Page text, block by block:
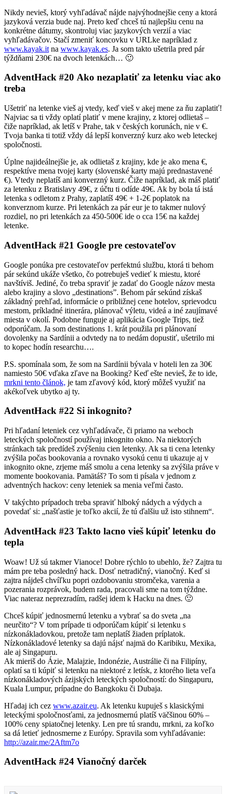
Nikdy nevieš, ktorý vyhľadávač nájde najvýhodnejšie ceny a ktorá
jazyková verzia bude naj. Preto keď chceš tú najlepšiu cenu na
konkrétne dátumy, skontroluj viac jazykových verzií a viac
vyhľadávačov. Stačí zmeniť koncovku v URLke napríklad z
www.kayak.it na www.kayak.es. Ja som takto ušetrila pred pár
týždňami 230€ na dvoch letenkách… 🙂
AdventHack #20 Ako nezaplatiť za letenku viac ako
treba
Ušetriť na letenke vieš aj vtedy, keď vieš v akej mene za ňu zaplatiť!
Najviac sa ti vždy oplatí platiť v mene krajiny, z ktorej odlietaš –
čiže napríklad, ak letíš v Prahe, tak v českých korunách, nie v €.
Tvoja banka ti totiž vždy dá lepší konverzný kurz ako web leteckej
spoločnosti.
Úplne najideálnejšie je, ak odlietaš z krajiny, kde je ako mena €,
respektíve mena tvojej karty (slovenské karty majú prednastavené
€). Vtedy neplatíš ani konverzný kurz. Čiže napríklad, ak máš platiť
za letenku z Bratislavy 49€, z účtu ti odíde 49€. Ak by bola tá istá
letenka s odletom z Prahy, zaplatíš 49€ + 1-2€ poplatok na
konverznom kurze. Pri letenkách za pár eur je to takmer nulový
rozdiel, no pri letenkách za 450-500€ ide o cca 15€ na každej
letenke.
AdventHack #21 Google pre cestovateľov
Google ponúka pre cestovateľov perfektnú službu, ktorá ti behom
pár sekúnd ukáže všetko, čo potrebuješ vedieť k miestu, ktoré
navštíviš. Jediné, čo treba spraviť je zadať do Google názov mesta
alebo krajiny a slovo „destinations”. Behom pár sekúnd získaš
základný prehľad, informácie o približnej cene hotelov, sprievodcu
mestom, príkladné itinerára, plánovač výletu, videá a iné zaujímavé
miesta v okolí. Podobne funguje aj aplikácia Google Trips, tiež
odporúčam. Ja som destinations 1. krát použila pri plánovaní
dovolenky na Sardínii a odvtedy na to nedám dopustiť, ušetrilo mi
to kopec hodín researchu….
P.S. spomínala som, že som na Sardínii bývala v hoteli len za 30€
namiesto 50€ vďaka zľave na Booking? Keď ešte nevieš, že to ide,
mrkni tento článok, je tam zľavový kód, ktorý môžeš využiť na
akékoľvek ubytko aj ty.
AdventHack #22 Si inkognito?
Pri hľadaní leteniek cez vyhľadávače, či priamo na weboch
leteckých spoločností používaj inkognito okno. Na niektorých
stránkach tak predídeš zvýšeniu cien letenky. Ak sa ti cena letenky
zvýšila počas bookovania a rovnako vysokú cenu ti ukazuje aj v
inkognito okne, zrjeme máš smolu a cena letenky sa zvýšila práve v
momente bookovania. Pamätáš? To som ti písala v jednom z
adventných hackov: ceny leteniek sa menia veľmi často.
V takýchto prípadoch treba spraviť hlboký nádych a výdych a
povedať si: „našťastie je toľko akcií, že tú ďalšiu už isto stihnem“.
AdventHack #23 Takto lacno vieš kúpiť letenku do
tepla
Woaw! Už sú takmer Vianoce! Dobre rýchlo to ubehlo, že? Zajtra tu
mám pre teba posledný hack. Dosť netradičný, vianočný. Keď si
zajtra nájdeš chvíľku popri ozdobovaniu stromčeka, varenia a
pozerania rozprávok, budem rada, pracovali sme na tom týždne.
Viac nateraz neprezradím, radšej idem k Hacku na dnes. 🙂
Chceš kúpiť jednosmernú letenku a vybrať sa do sveta „na
neurčito“? V tom prípade ti odporúčam kúpiť si letenku s
nízkonákladovkou, pretože tam neplatíš žiaden príplatok.
Nízkonákladové letenky sa dajú nájsť najmä do Karibiku, Mexika,
ale aj Singapuru.
Ak mieriš do Ázie, Malajzie, Indonézie, Austrálie či na Filipíny,
oplatí sa ti kúpiť si letenku na niektoré z letísk, z ktorého lieta veľa
nízkonákladových ázijských leteckých spoločností: do Singapuru,
Kuala Lumpur, prípadne do Bangkoku či Dubaja.
Hľadaj ich cez www.azair.eu. Ak letenku kupuješ s klasickými
leteckými spoločnosťami, za jednosmernú platíš väčšinou 60% –
100% ceny spiatočnej letenky. Len pre tú srandu, mrkni, za koľko
sa dá letieť jednosmerne z Európy. Spravila som vyhľadávanie:
http://azair.me/2Aftm7o
AdventHack #24 Vianočný darček